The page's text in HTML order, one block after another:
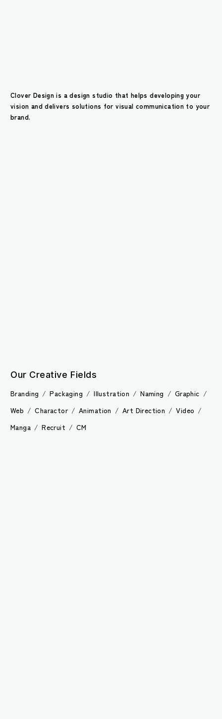
Clover Design is a design studio that helps developing your
vision and delivers solutions for visual communication to your
brand.
Our Creative Fields
Branding / /
Packaging / /
Illustration / /
Naming / /
Graphic /
/
Web / /
Charactor / /
Animation / /
Art Direction / /
Video /
/
Manga / /
Recruit / /
CM